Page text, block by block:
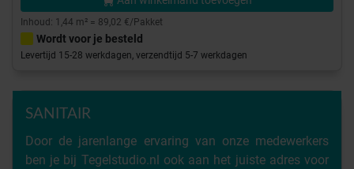
Inhoud: 1,44 m² = 89,02 €/Pakket
Wordt voor je besteld
Levertijd 15-28 werkdagen, verzendtijd 5-7 werkdagen
SANITAIR
Door de jarenlange ervaring van onze medewerkers
ben je bij Tegelstudio.nl ook aan het juiste adres voor